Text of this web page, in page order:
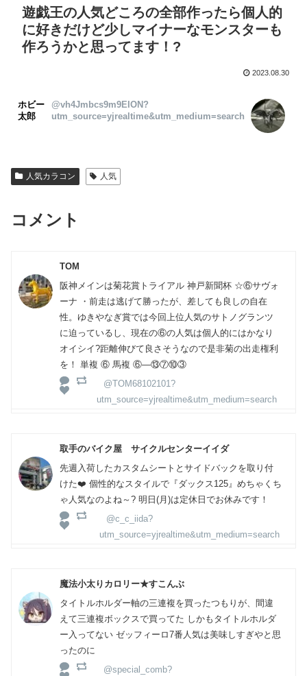
遊戯王の人気どころの全部作ったら個人的
に好きだけど少しマイナーなモンスターも
作ろうかと思ってます！?
2023.08.30
ホビー
太郎
@vh4Jmbcs9m9EION?
utm_source=yjrealtime&utm_medium=search
人気カラコン 人気
コメント
TOM
阪神メインは菊花賞トライアル 神戸新聞杯 ☆⑥サヴォ
ーナ ・前走は逃げて勝ったが、差しても良しの自在
性。ゆきやなぎ賞では今回上位人気のサトノグランツ
に迫っているし、現在の⑥の人気は個人的にはかなり
オイシイ?距離伸びて良さそうなので是非菊の出走権利
を！ 単複 ⑥ 馬複 ⑥―⑬⑦⑩③
@TOM68102101?
utm_source=yjrealtime&utm_medium=search
取手のバイク屋 サイクルセンターイイダ
先週入荷したカスタムシートとサイドバックを取り付
けた❤️ 個性的なスタイルで『ダックス125』めちゃくち
ゃ人気なのよね～? 明日(月)は定休日でお休みです！
@c_c_iida?
utm_source=yjrealtime&utm_medium=search
魔法小太りカロリー★すこんぶ
タイトルホルダー軸の三連複を買ったつもりが、間違
えて三連複ボックスで買ってた しかもタイトルホルダ
ー入ってない ゼッフィーロ7番人気は美味しすぎやと思
ったのに
@special_comb?